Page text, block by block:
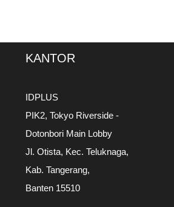
KANTOR
IDPLUS
PIK2, Tokyo Riverside -
Dotonbori Main Lobby
Jl. Otista, Kec. Teluknaga,
Kab. Tangerang,
Banten 15510